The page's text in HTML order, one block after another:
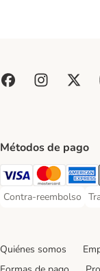
Métodos de pago
Visa Payment Method
Mastercard
Contra-reembolso
Contra-reembolso
Quiénes somos